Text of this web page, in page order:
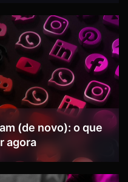
(de novo): o que
agora